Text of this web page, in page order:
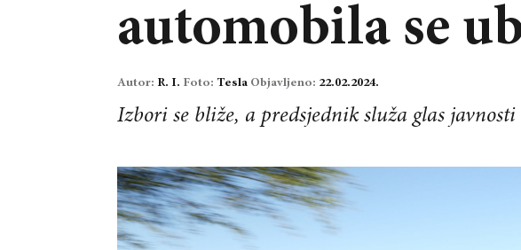
automobila se
Autor: R. I. Foto: Tesla Objavljeno: 22.02.2024.
Izbori se bliže, a predsjednik služa glas javnosti